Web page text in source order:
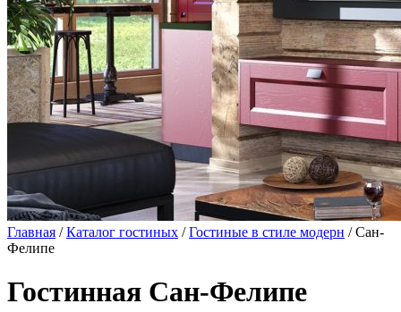
Главная /Каталог гостиных /Гостиные в стиле модерн / Сан-
Фелипе
Гостинная Сан-Фелипе